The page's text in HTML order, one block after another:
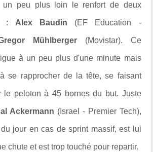
un peu plus loin le renfort de deux
: Alex Baudin (EF Education -
Mühlberger(Movistar). Ce
à un peu plus d'une minute mais
se rapprocher de la tête, se faisant
le peloton à 45 bornes du but. Juste
Ackermann (Israel - Premier Tech),
jour en cas de sprint massif, est lui
chute et est trop touché pour repartir.